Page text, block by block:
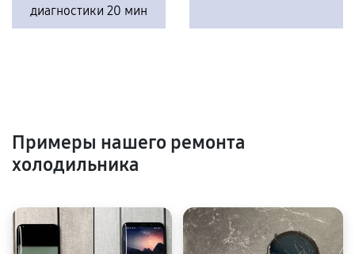
диагностики 20 мин
Примеры нашего ремонта
холодильника